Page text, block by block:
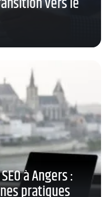
à Angers :
pratiques